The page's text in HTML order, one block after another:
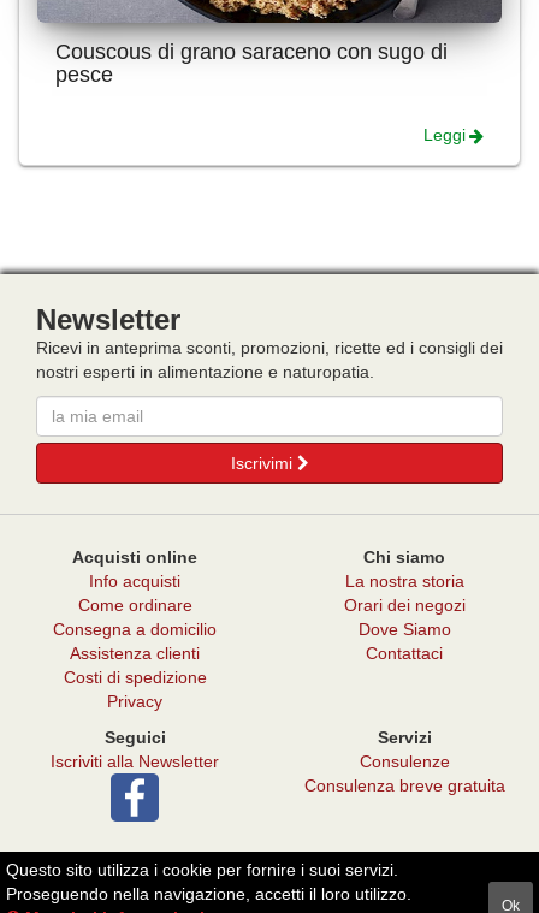
Couscous di grano saraceno con sugo di
pesce
Leggi
Newsletter
Ricevi in anteprima sconti, promozioni, ricette ed i consigli dei
nostri esperti in alimentazione e naturopatia.
Email
Iscrivimi
Acquisti online
Info acquisti
Come ordinare
Consegna a domicilio
Assistenza clienti
Costi di spedizione
Privacy
Chi siamo
La nostra storia
Orari dei negozi
Dove Siamo
Contattaci
Seguici
Iscriviti alla Newsletter
Servizi
Consulenze
Consulenza breve gratuita
© 2026 - Punto Verde Il Melograno
Questo sito utilizza i cookie per fornire i suoi servizi.
Proseguendo nella navigazione, accetti il loro utilizzo.
Ok